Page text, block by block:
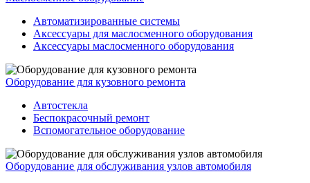
Автоматизированные системы
Аксессуары для маслосменного оборудования
Аксессуары маслосменного оборудования
Оборудование для кузовного ремонта
Автостекла
Беспокрасочный ремонт
Вспомогательное оборудование
Оборудование для обслуживания узлов автомобиля